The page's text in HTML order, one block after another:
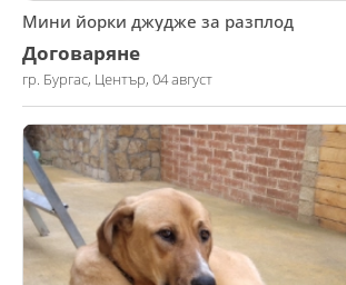
Мини йорки джудже за разплод
Договаряне
гр. Бургас, Център, 04 август